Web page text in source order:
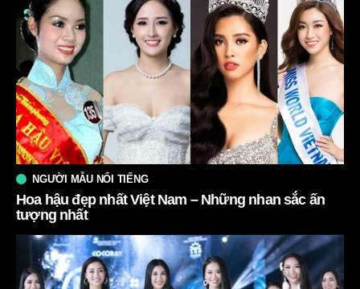
NGƯỜI MẪU NỔI TIẾNG
Hoa hậu đẹp nhất Việt Nam – Những nhan sắc ấn
tượng nhất